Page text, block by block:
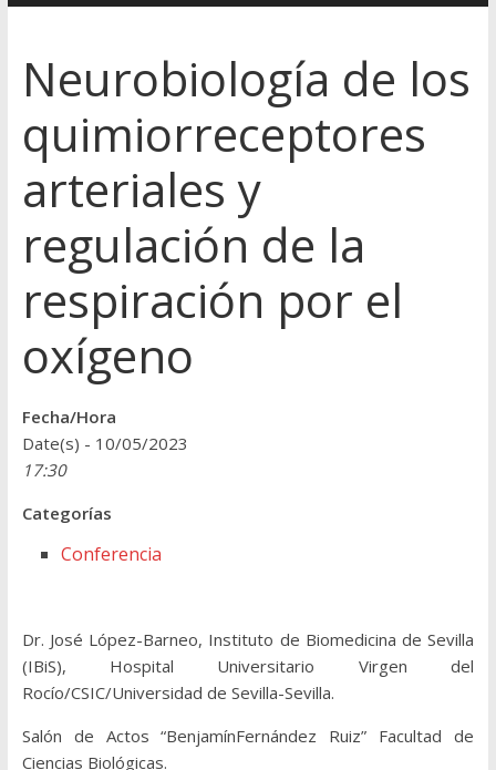
Neurobiología de los
quimiorreceptores
arteriales y
regulación de la
respiración por el
oxígeno
Fecha/Hora
Date(s) - 10/05/2023
17:30
Categorías
Conferencia
Dr. José López-Barneo, Instituto de Biomedicina de Sevilla
(IBiS), Hospital Universitario Virgen del
Rocío/CSIC/Universidad de Sevilla-Sevilla.
Salón de Actos “BenjamínFernández Ruiz” Facultad de
Ciencias Biológicas.